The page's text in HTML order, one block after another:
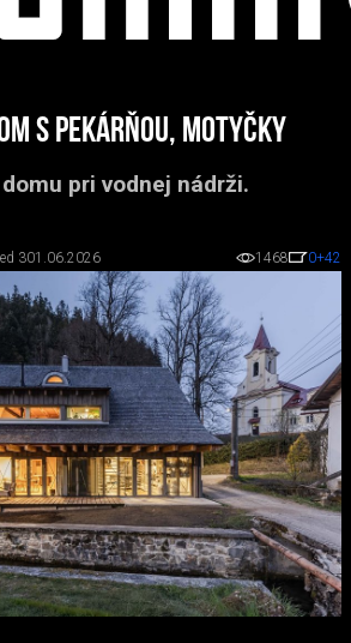
s pekárňou, Motyčky
pri vodnej nádrži.
301.06.2026 1468 0+42